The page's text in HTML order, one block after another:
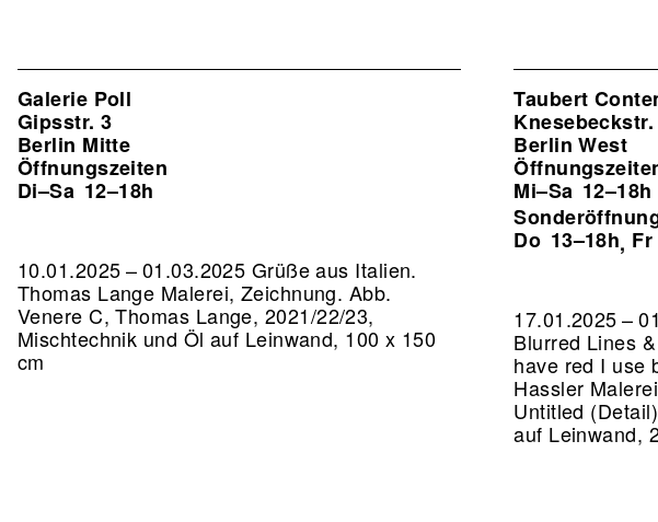
Galerie Poll
Gipsstr. 3
Berlin Mitte
Öffnungszeiten
Di–Sa 12–18h
10.01.2025 – 01.03.2025 Grüße aus Italien.
Thomas Lange Malerei, Zeichnung. Abb.
Venere C, Thomas Lange, 2021/22/23,
Mischtechnik und Öl auf Leinwand, 100 x 150
cm
Taubert
Knesebeckstr.
Berlin West
Mi–Sa 12–18h
Do 13–18h, Fr
17.01.2025 –
Blurred Lines
have red I use
Hassler
Untitled
auf Leinwand,